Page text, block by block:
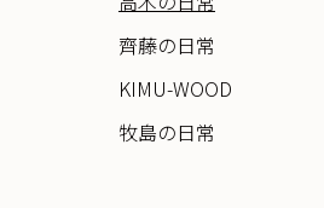
齊藤の日常
KIMU-WOOD
牧島の日常